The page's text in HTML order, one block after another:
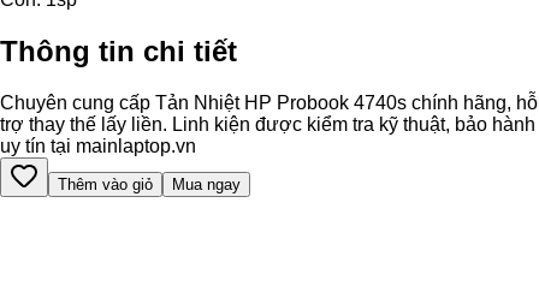
Thông tin chi tiết
Chuyên cung cấp Tản Nhiệt HP Probook 4740s chính hãng, hỗ
trợ thay thế lấy liền. Linh kiện được kiểm tra kỹ thuật, bảo hành
uy tín tại mainlaptop.vn
Thêm vào giỏ Mua ngay